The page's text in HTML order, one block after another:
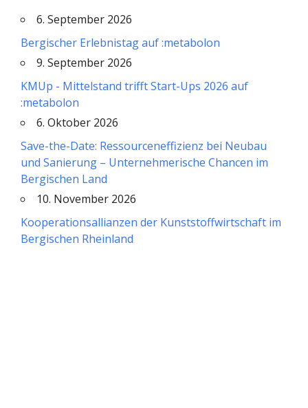
6. September 2026
Bergischer Erlebnistag auf :metabolon
9. September 2026
KMUp - Mittelstand trifft Start-Ups 2026 auf
:metabolon
6. Oktober 2026
Save-the-Date: Ressourceneffizienz bei Neubau
und Sanierung – Unternehmerische Chancen im
Bergischen Land
10. November 2026
Kooperationsallianzen der Kunststoffwirtschaft im
Bergischen Rheinland